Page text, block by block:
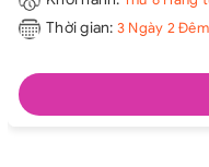
Thời gian: 3 Ngày 2 Đêm